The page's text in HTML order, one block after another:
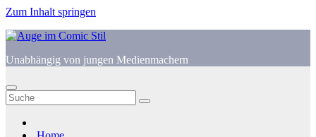
Zum Inhalt springen
Unabhängig von jungen Medienmachern